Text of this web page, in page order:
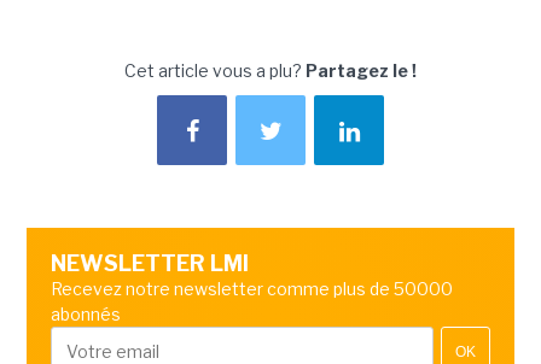
Cet article vous a plu? Partagez le !
NEWSLETTER LMI
Recevez notre newsletter comme plus de 50000
abonnés
OK